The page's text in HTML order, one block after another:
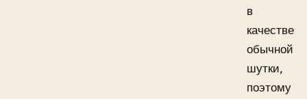
в
качестве
обычной
шутки,
поэтому